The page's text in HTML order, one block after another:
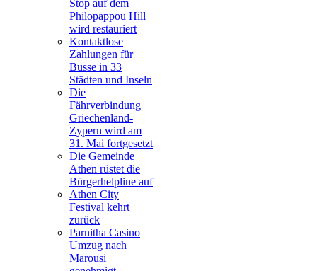
Stop auf dem
Philopappou Hill
wird restauriert
Kontaktlose
Zahlungen für
Busse in 33
Städten und Inseln
Die
Fährverbindung
Griechenland-
Zypern wird am
31. Mai fortgesetzt
Die Gemeinde
Athen rüstet die
Bürgerhelpline auf
Athen City
Festival kehrt
zurück
Parnitha Casino
Umzug nach
Marousi